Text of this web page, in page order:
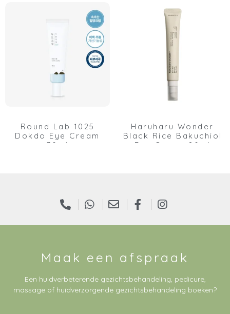
Round Lab 1025
Dokdo Eye Cream
30ml
Haruharu Wonder
Black Rice Bakuchiol
Eye Cream 20ml
Maak een afspraak
Een huidverbeterende gezichtsbehandeling, pedicure,
massage of huidverzorgende gezichtsbehandeling boeken?